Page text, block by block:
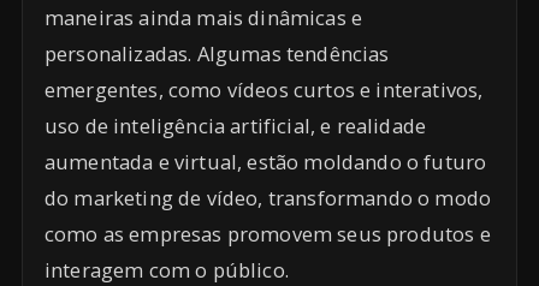
maneiras ainda mais dinâmicas e
personalizadas. Algumas tendências
emergentes, como vídeos curtos e interativos,
uso de inteligência artificial, e realidade
aumentada e virtual, estão moldando o futuro
do marketing de vídeo, transformando o modo
como as empresas promovem seus produtos e
interagem com o público.